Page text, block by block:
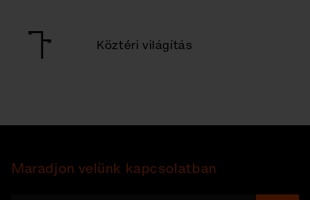
Köztéri világítás
Maradjon velünk kapcsolatban